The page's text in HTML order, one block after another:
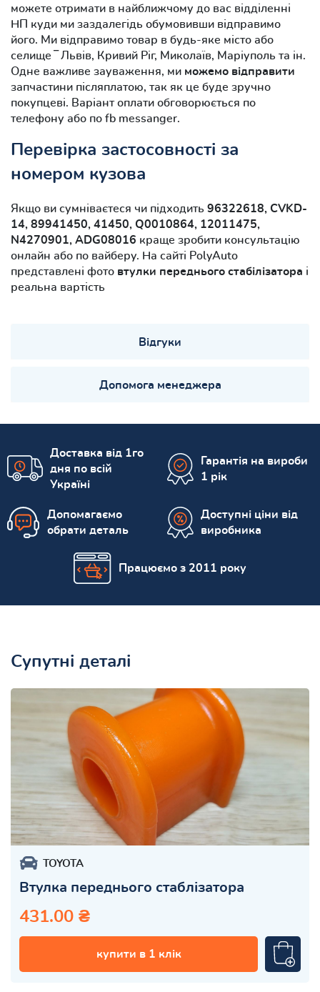
можете отримати в найближчому до вас відділенні
НП куди ми заздалегідь обумовивши відправимо
його. Ми відправимо товар в будь-яке місто або
селище ‾ Львів, Кривий Ріг, Миколаїв, Маріуполь та ін.
Одне важливе зауваження, ми можемо відправити
запчастини післяплатою, так як це буде зручно
покупцеві. Варіант оплати обговорюється по
телефону або по fb messanger.
Перевірка застосовності за
номером кузова
Якщо ви сумніваєтеся чи підходить 96322618, CVKD-
14, 89941450, 41450, Q0010864, 12011475,
N4270901, ADG08016 краще зробити консультацію
онлайн або по вайберу. На сайті PolyAuto
представлені фото втулки переднього стабілізатора і
реальна вартість
Відгуки
Допомога менеджера
Доставка від 1го
дня по всій
Україні
Гарантія на вироби
1 рік
Допомагаємо
обрати деталь
Доступні ціни від
виробника
Працюємо з 2011 року
Супутні деталі
TOYOTA
Втулка переднього стаблізатора
431.00 ₴
купити в 1 клік